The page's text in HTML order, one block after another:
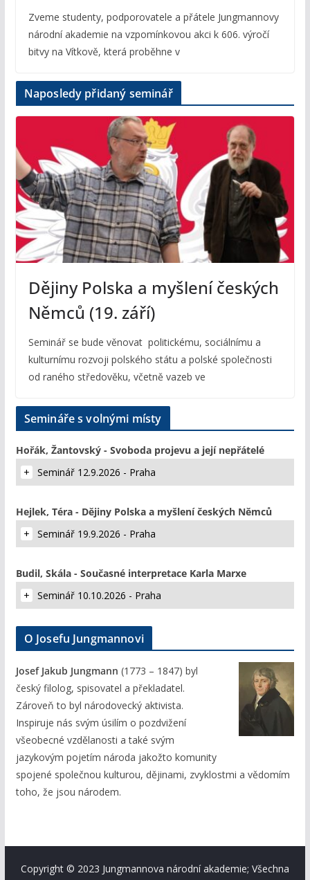
Zveme studenty, podporovatele a přátele Jungmannovy
národní akademie na vzpomínkovou akci k 606. výročí
bitvy na Vítkově, která proběhne v
Naposledy přidaný seminář
Dějiny Polska a myšlení českých
Němců (19. září)
Seminář se bude věnovat politickému, sociálnímu a
kulturnímu rozvoji polského státu a polské společnosti
od raného středověku, včetně vazeb ve
Semináře s volnými místy
Hořák, Žantovský - Svoboda projevu a její nepřátelé
Seminář 12.9.2026 - Praha
Hejlek, Téra - Dějiny Polska a myšlení českých Němců
Seminář 19.9.2026 - Praha
Budil, Skála - Současné interpretace Karla Marxe
Seminář 10.10.2026 - Praha
O Josefu Jungmannovi
Josef Jakub Jungmann (1773 – 1847) byl
český filolog, spisovatel a překladatel.
Zároveň to byl národovecký aktivista.
Inspiruje nás svým úsilím o pozdvižení
všeobecné vzdělanosti a také svým
jazykovým pojetím národa jakožto komunity
spojené společnou kulturou, dějinami, zvyklostmi a vědomím
toho, že jsou národem.
Copyright © 2023 Jungmannova národní akademie; Všechna